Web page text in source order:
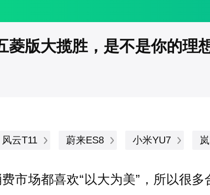
菱版大揽胜，是不是你的理
风云T11 蔚来ES8 小米YU7
市场都喜欢“以大为美”，所以很